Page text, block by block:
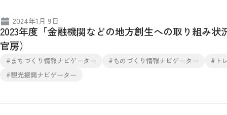
2024年1月 9日
2023年度「金融機関などの地方創生への取り組み
官房）
#まちづくり情報ナビゲーター #ものづくり情報ナビゲーター
#ト
#観光振興ナビゲーター